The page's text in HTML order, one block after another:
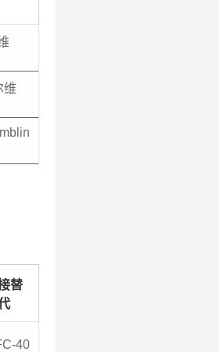
维
替
40